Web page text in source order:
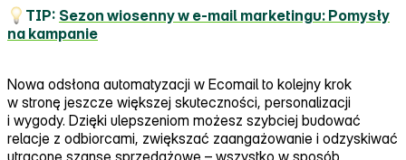
TIP: Sezon wiosenny w e‑mail marketingu: Pomysły
na kampanie
Nowa odsłona automatyzacji w Ecomail to kolejny krok
w stronę jeszcze większej skuteczności, personalizacji
i wygody. Dzięki ulepszeniom możesz szybciej budować
relacje z odbiorcami, zwiększać zaangażowanie i odzyskiwać